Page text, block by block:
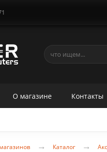
О магазине Контакты
→ Каталог →